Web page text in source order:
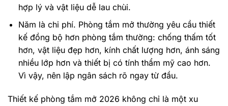
hợp lý và vật liệu dễ lau chùi.
Năm là chi phí. Phòng tắm mở thường yêu cầu thiết
kế đồng bộ hơn phòng tắm thường: chống thấm tốt
hơn, vật liệu đẹp hơn, kính chất lượng hơn, ánh sáng
nhiều lớp hơn và thiết bị có tính thẩm mỹ cao hơn.
Vì vậy, nên lập ngân sách rõ ngay từ đầu.
Thiết kế phòng tắm mở 2026 không chỉ là một xu